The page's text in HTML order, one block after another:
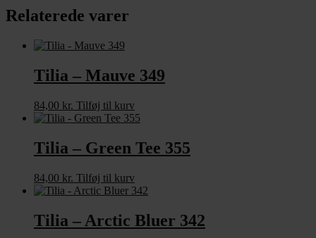
Relaterede varer
Tilia – Mauve 349
84,00 kr. Tilføj til kurv
Tilia – Green Tee 355
84,00 kr. Tilføj til kurv
Tilia – Arctic Bluer 342